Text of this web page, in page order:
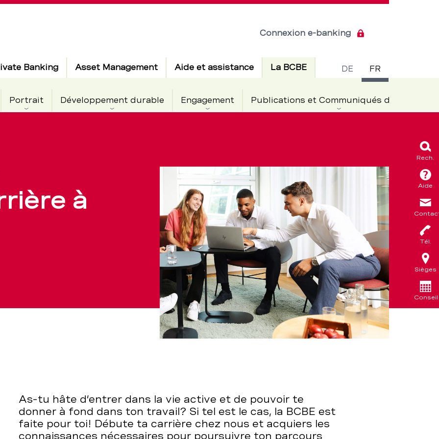
de
langue
DE FR
Connexion e-banking
Banking Asset Management Aide et assistance La BCBEActif
Portrait Développement durable Engagement Publications et Communiqués de presse
Rech.
Aide
Tél.
Sièges
Conseil
à
As-tu hâte d’entrer dans la vie active et de pouvoir te
donner à fond dans ton travail? Si tel est le cas, la BCBE est
faite pour toi! Débute ta carrière chez nous et acquiers les
connaissances nécessaires pour poursuivre ton parcours